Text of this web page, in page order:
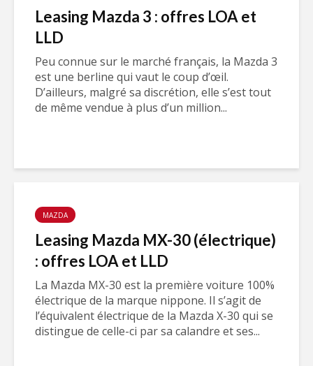
Leasing Mazda 3 : offres LOA et
LLD
Peu connue sur le marché français, la Mazda 3
est une berline qui vaut le coup d’œil.
D’ailleurs, malgré sa discrétion, elle s’est tout
de même vendue à plus d’un million...
MAZDA
Leasing Mazda MX-30 (électrique)
: offres LOA et LLD
La Mazda MX-30 est la première voiture 100%
électrique de la marque nippone. Il s’agit de
l’équivalent électrique de la Mazda X-30 qui se
distingue de celle-ci par sa calandre et ses...